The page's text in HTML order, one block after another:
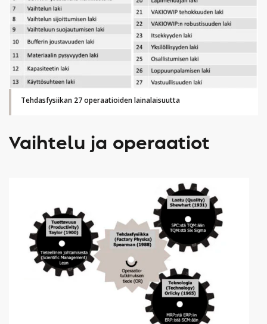
Tehdasfysiikan 27 operaatioiden lainalaisuutta
Vaihtelu ja operaatiot